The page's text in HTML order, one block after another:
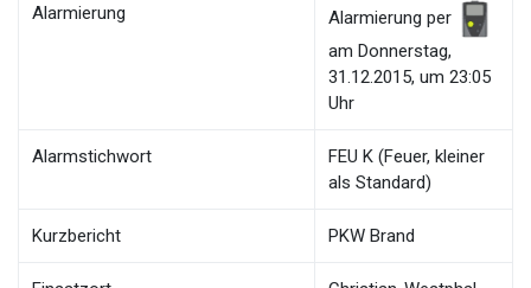
Alarmierung
Alarmierung per
am Donnerstag,
31.12.2015, um 23:05
Uhr
Alarmstichwort
FEU K (Feuer, kleiner
als Standard)
Kurzbericht PKW Brand